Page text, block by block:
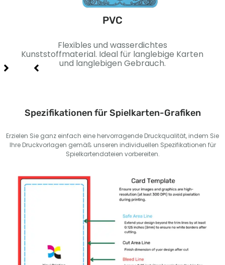
PVC
Flexibles und wasserdichtes
Kunststoffmaterial. Ideal für langlebige Karten
und langlebigen Gebrauch.
Spezifikationen für Spielkarten-Grafiken
Erzielen Sie ganz einfach eine hervorragende Druckqualität, indem Sie
Ihre Druckvorlagen gemäß unseren individuellen Spezifikationen für
Spielkartendateien vorbereiten.